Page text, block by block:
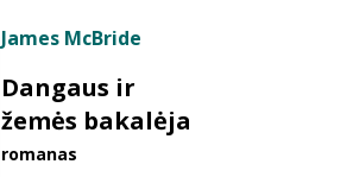
James McBride
Dangaus ir
žemės bakalėja
romanas